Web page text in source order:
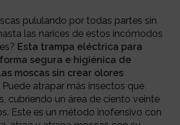
pululando por todas partes sin
las narices de estos incómodos
Esta trampa eléctrica para
segura e higiénica de
moscas sin crear olores
Puede atrapar más insectos que
cubriendo un área de ciento veinte
Este es un método inofensivo con